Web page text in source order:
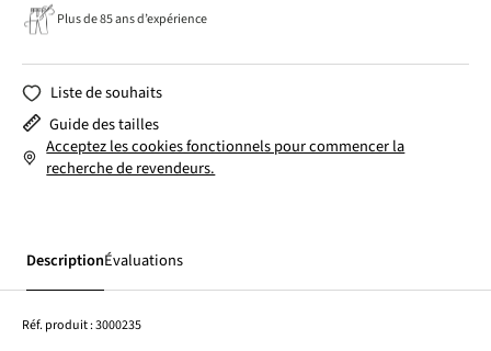
Plus de 85 ans d’expérience
Liste de souhaits
Guide des tailles
Acceptez les cookies fonctionnels pour commencer la
recherche de revendeurs.
DescriptionÉvaluations
Réf. produit :3000235